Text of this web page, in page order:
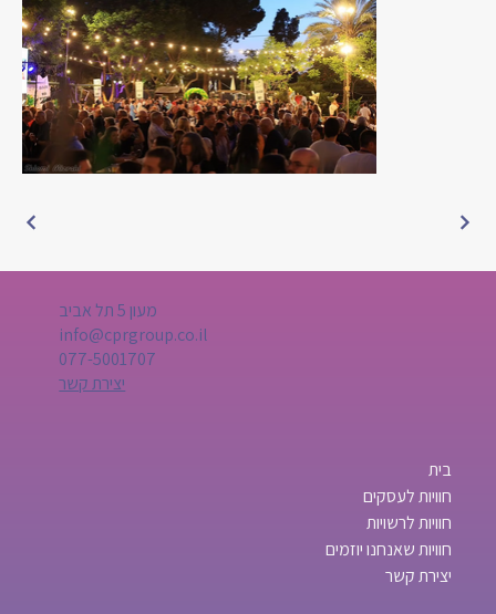
מעון 5 תל אביב
info@cprgroup.co.il
077-5001707
יצירת קשר
בית
חוויות לעסקים
חוויות לרשויות
חוויות שאנחנו יוזמים
יצירת קשר